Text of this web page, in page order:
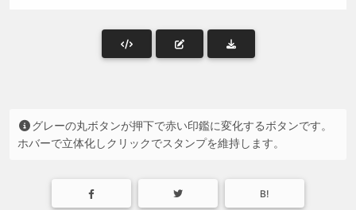
グレーの丸ボタンが押下で赤い印鑑に変化するボタンです。
ホバーで立体化しクリックでスタンプを維持します。
B!